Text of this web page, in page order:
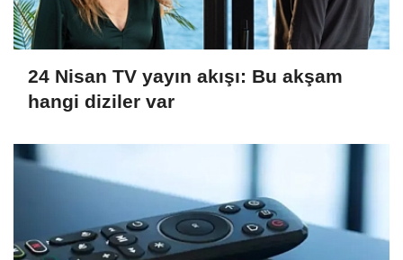
24 Nisan TV yayın akışı: Bu akşam
hangi diziler var